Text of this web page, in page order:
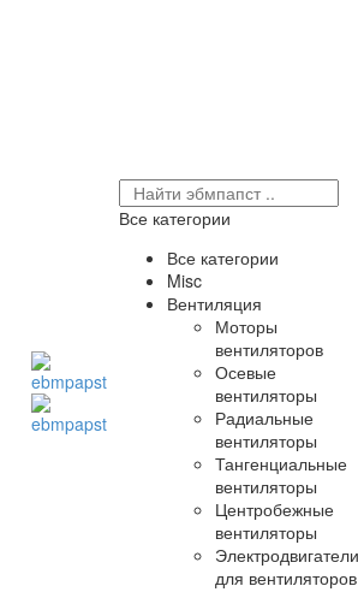
Все категории
Все категории
Misc
Вентиляция
Моторы
вентиляторов
Осевые
вентиляторы
Радиальные
вентиляторы
Тангенциальные
вентиляторы
Центробежные
вентиляторы
Электродвигатели
для вентиляторов